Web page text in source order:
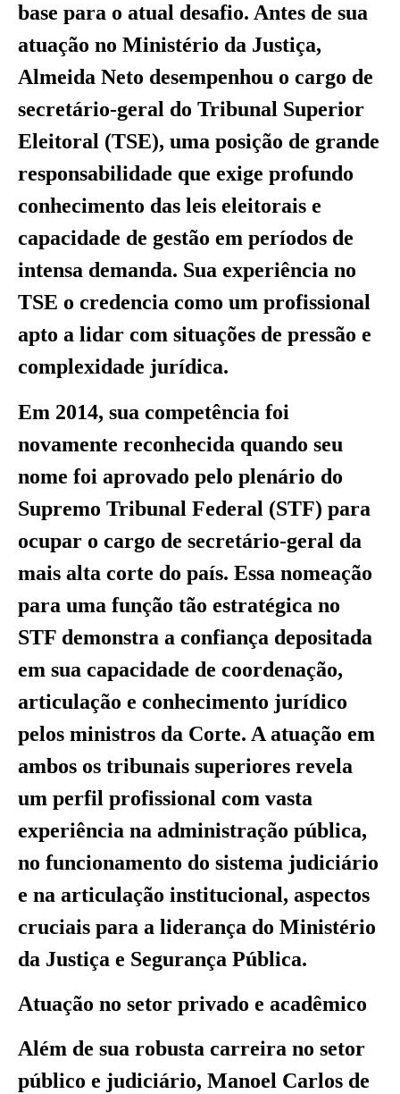
base para o atual desafio. Antes de sua
atuação no Ministério da Justiça,
Almeida Neto desempenhou o cargo de
secretário-geral do Tribunal Superior
Eleitoral (TSE), uma posição de grande
responsabilidade que exige profundo
conhecimento das leis eleitorais e
capacidade de gestão em períodos de
intensa demanda. Sua experiência no
TSE o credencia como um profissional
apto a lidar com situações de pressão e
complexidade jurídica.
Em 2014, sua competência foi
novamente reconhecida quando seu
nome foi aprovado pelo plenário do
Supremo Tribunal Federal (STF) para
ocupar o cargo de secretário-geral da
mais alta corte do país. Essa nomeação
para uma função tão estratégica no
STF demonstra a confiança depositada
em sua capacidade de coordenação,
articulação e conhecimento jurídico
pelos ministros da Corte. A atuação em
ambos os tribunais superiores revela
um perfil profissional com vasta
experiência na administração pública,
no funcionamento do sistema judiciário
e na articulação institucional, aspectos
cruciais para a liderança do Ministério
da Justiça e Segurança Pública.
Atuação no setor privado e acadêmico
Além de sua robusta carreira no setor
público e judiciário, Manoel Carlos de